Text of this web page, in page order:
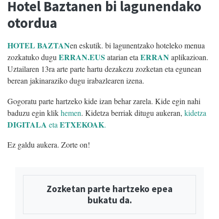
Hotel Baztanen bi lagunendako
otordua
HOTEL BAZTANen eskutik. bi lagunentzako hoteleko menua
zozkatuko duguERRAN.EUS atarian etaERRAN aplikazioan.
Uztailaren 13ra arte parte hartu dezakezu zozketan eta egunean
berean jakinaraziko dugu irabazlearen izena.
Gogoratu parte hartzeko kide izan behar zarela. Kide egin nahi
baduzu egin klikhemen. Kidetza berriak ditugu aukeran, kidetza
DIGITALA eta ETXEKOAK.
Ez galdu aukera. Zorte on!
Zozketan parte hartzeko epea
bukatu da.